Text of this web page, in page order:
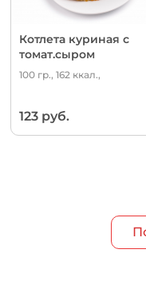
Котлета куриная с
томат.сыром
100 гр., 162 ккал.,
123 руб.